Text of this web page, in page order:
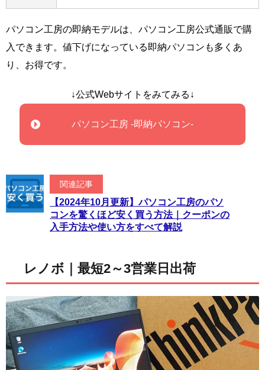
パソコン工房の即納モデルは、パソコン工房公式通販で購
入できます。値下げになっている即納パソコンも多くあ
り、お得です。
↓公式Webサイトをみてみる↓
パソコン工房 -即納パソコン-
関連記事
【2024年10月更新】パソコン工房のパソ
コンを驚くほど安く買う方法｜クーポンの
入手方法や使い方をすべて解説
レノボ｜最短2～3営業日出荷